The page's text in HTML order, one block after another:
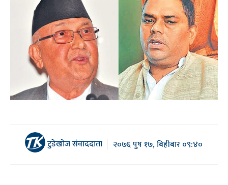
टुडेखोज संवाददाता २०७६ पुष १७, बिहीबार ०९:४०